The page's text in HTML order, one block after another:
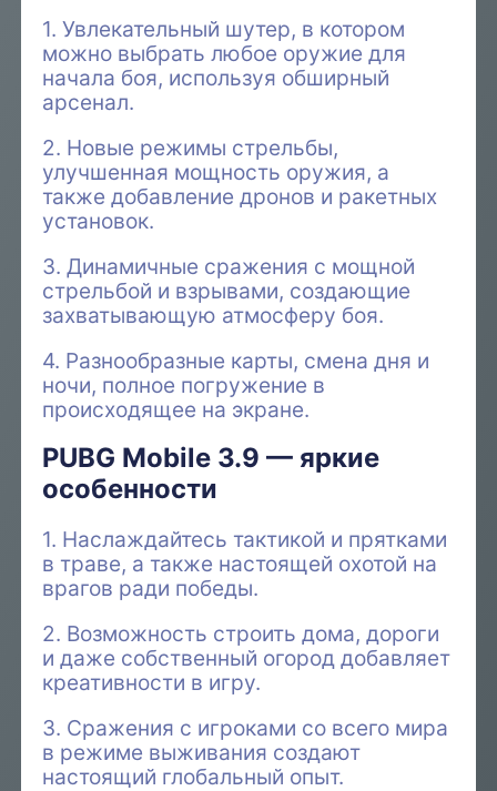
1. Увлекательный шутер, в котором
можно выбрать любое оружие для
начала боя, используя обширный
арсенал.
2. Новые режимы стрельбы,
улучшенная мощность оружия, а
также добавление дронов и ракетных
установок.
3. Динамичные сражения с мощной
стрельбой и взрывами, создающие
захватывающую атмосферу боя.
4. Разнообразные карты, смена дня и
ночи, полное погружение в
происходящее на экране.
PUBG Mobile 3.9 — яркие
особенности
1. Наслаждайтесь тактикой и прятками
в траве, а также настоящей охотой на
врагов ради победы.
2. Возможность строить дома, дороги
и даже собственный огород добавляет
креативности в игру.
3. Сражения с игроками со всего мира
в режиме выживания создают
настоящий глобальный опыт.